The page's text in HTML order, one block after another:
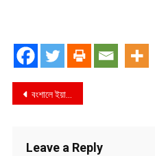
Post
বংশালে ইয়াবাসহ মাদক ব্যবসায়ী গ্রেফতার
Leave a Reply